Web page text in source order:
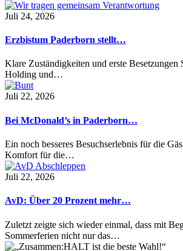
Juli 24, 2026
Erzbistum Paderborn stellt…
Klare Zuständigkeiten und erste Besetzungen
Holding und…
Juli 22, 2026
Bei McDonald’s in Paderborn…
Ein noch besseres Besuchserlebnis für die
Komfort für die…
Juli 22, 2026
AvD: Über 20 Prozent mehr…
Zuletzt zeigte sich wieder einmal, dass mit
Sommerferien nicht nur das…